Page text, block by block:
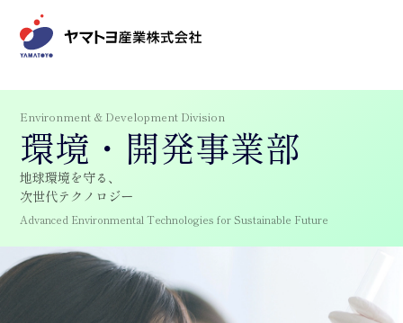
Environment & Development Division
環境・開発事業部
地球環境を守る、
次世代テクノロジー
Advanced Environmental Technologies for Sustainable Future